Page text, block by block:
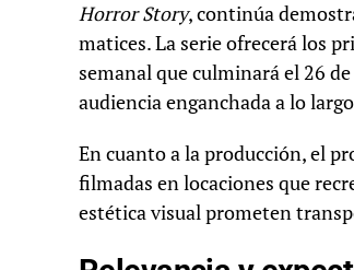
Horror Story, continúa
matices. La serie ofrecerá los
semanal que culminará el 26
audiencia enganchada a lo
En cuanto a la producción, el
filmadas en locaciones que
estética visual prometen